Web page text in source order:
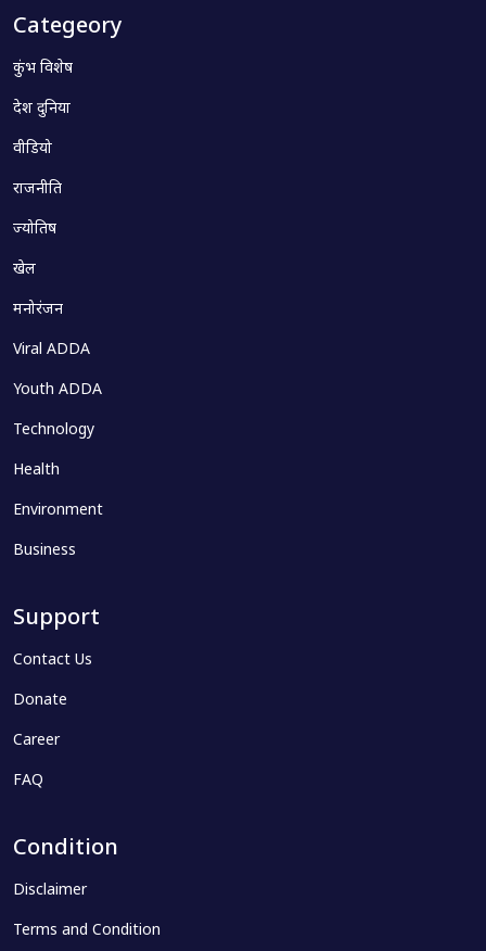
Categeory
कुंभ विशेष
देश दुनिया
वीडियो
राजनीति
ज्योतिष
खेल
मनोरंजन
Viral ADDA
Youth ADDA
Technology
Health
Environment
Business
Support
Contact Us
Donate
Career
FAQ
Condition
Disclaimer
Terms and Condition